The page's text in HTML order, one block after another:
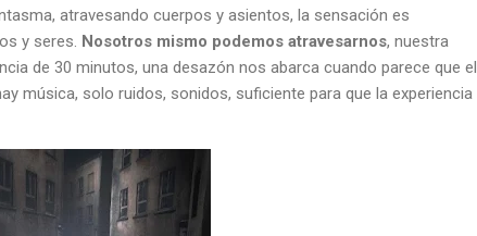
atravesando cuerpos y asientos, la sensación es
y seres. Nosotros mismo podemos atravesarnos, nuestra
de 30 minutos, una desazón nos abarca cuando parece que el
música, solo ruidos, sonidos, suficiente para que la experiencia